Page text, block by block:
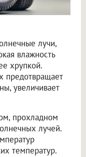
лучи,
влажность
хрупкой.
предотвращает
увеличивает
прохладном
лучей.
температур.